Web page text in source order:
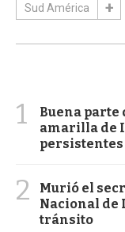
Sud América
1
Buena parte
amarilla de
persistentes
2
Murió el
Nacional de
tránsito